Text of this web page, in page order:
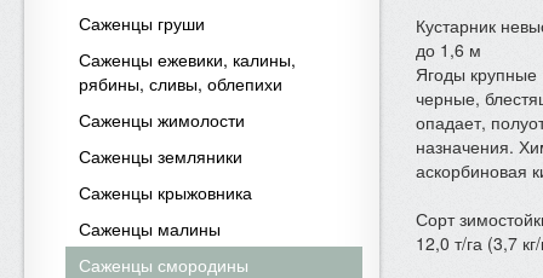
Саженцы груши
Саженцы ежевики, калины,
рябины, сливы, облепихи
Саженцы жимолости
Саженцы земляники
Саженцы крыжовника
Саженцы малины
Саженцы смородины
Кустарник
до 1,6 м
Ягоды крупные
черные,
опадает,
назначения.
аскорбиновая
Сорт
12,0 т/га (3,7